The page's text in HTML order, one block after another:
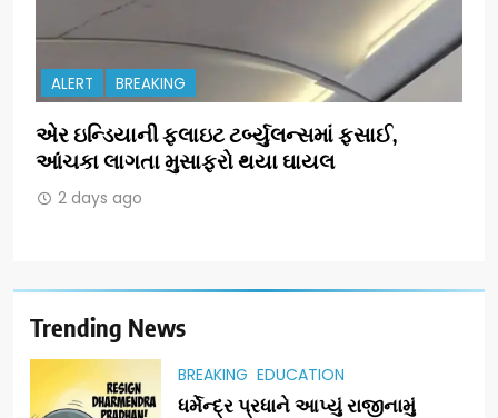
ALERT BREAKING
એર ઇન્ડિયાની ફ્લાઇટ ટર્બ્યુલન્સમાં ફસાઈ,
આંચકા લાગતા મુસાફરો થયા ઘાયલ
2 days ago
Trending News
BREAKING EDUCATION
ધર્મેન્દ્ર પ્રધાને આપ્યું રાજીનામું